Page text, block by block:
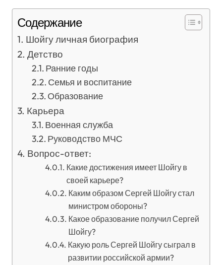
Содержание
Шойгу личная биография
Детство
Ранние годы
Семья и воспитание
Образование
Карьера
Военная служба
Руководство МЧС
Вопрос-ответ:
Какие достижения имеет Шойгу в
своей карьере?
Каким образом Сергей Шойгу стал
министром обороны?
Какое образование получил Сергей
Шойгу?
Какую роль Сергей Шойгу сыграл в
развитии российской армии?